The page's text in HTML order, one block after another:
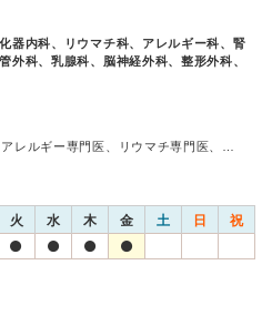
器内科、リウマチ科、アレルギー科、腎
外科、乳腺科、脳神経外科、整形外科、
アレルギー専門医、リウマチ専門医、…
火 水 木 金 土 日 祝